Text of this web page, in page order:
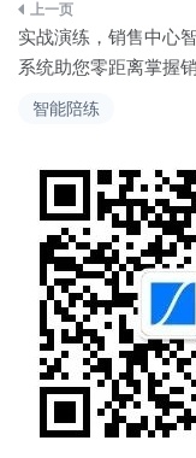
智能陪练
文
章
导
航
实战演练，销售中心
系统助您零距离掌握